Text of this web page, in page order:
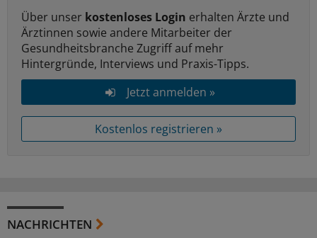
Über unser kostenloses Login erhalten Ärzte und
Ärztinnen sowie andere Mitarbeiter der
Gesundheitsbranche Zugriff auf mehr
Hintergründe, Interviews und Praxis-Tipps.
Jetzt anmelden »
Kostenlos registrieren »
NACHRICHTEN